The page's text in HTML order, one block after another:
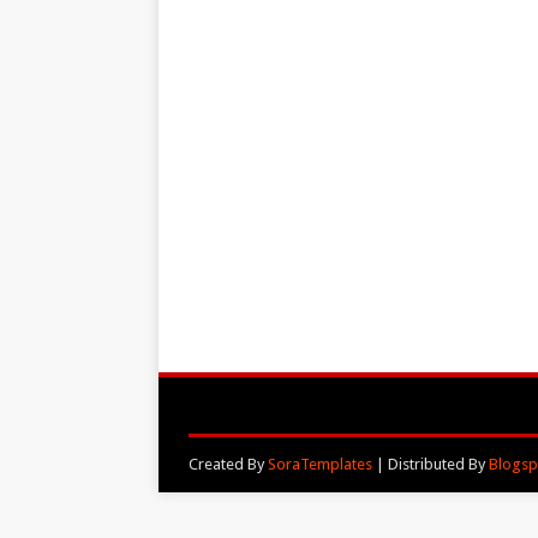
Created BySoraTemplates | Distributed By